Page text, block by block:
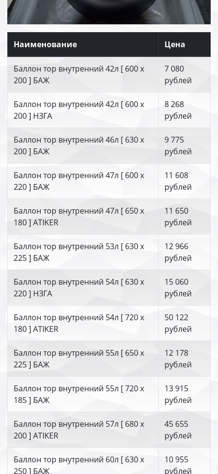
Наименование Цена
Баллон тор внутренний 42л [ 600 х
200 ] БАЖ
7 080
рублей
Баллон тор внутренний 42л [ 600 х
200 ] НЗГА
8 268
рублей
Баллон тор внутренний 46л [ 630 х
200 ] БАЖ
9 775
рублей
Баллон тор внутренний 47л [ 600 х
220 ] БАЖ
11 608
рублей
Баллон тор внутренний 47л [ 650 х
180 ] ATIKER
11 650
рублей
Баллон тор внутренний 53л [ 630 х
225 ] БАЖ
12 966
рублей
Баллон тор внутренний 54л [ 630 х
220 ] НЗГА
15 060
рублей
Баллон тор внутренний 54л [ 720 х
180 ] ATIKER
50 122
рублей
Баллон тор внутренний 55л [ 650 х
225 ] БАЖ
12 178
рублей
Баллон тор внутренний 55л [ 720 х
185 ] БАЖ
13 915
рублей
Баллон тор внутренний 57л [ 680 х
200 ] ATIKER
45 655
рублей
Баллон тор внутренний 60л [ 630 х
250 ] БАЖ
10 955
рублей